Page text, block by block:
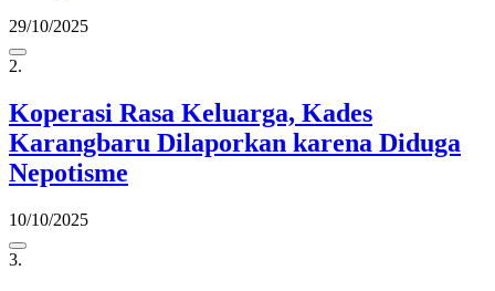
29/10/2025
2.
Koperasi Rasa Keluarga, Kades
Karangbaru Dilaporkan karena Diduga
Nepotisme
10/10/2025
3.